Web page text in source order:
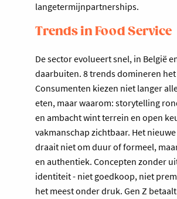
langetermijnpartnerships.
Trends in Food Service
De sector evolueert snel, in België
daarbuiten. 8 trends domineren
Consumenten kiezen niet langer
eten, maar waarom: storytelling
en ambacht wint terrein en open
vakmanschap zichtbaar. Het
draait niet om duur of formeel,
en authentiek. Concepten zonder
identiteit - niet goedkoop, niet
het meest onder druk. Gen Z